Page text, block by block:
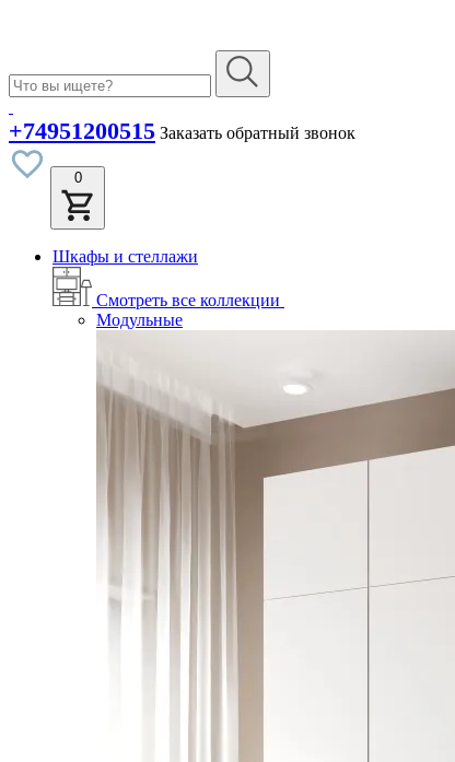
+74951200515 Заказать обратный звонок
0
Шкафы и стеллажи
Смотреть все коллекции
Модульные